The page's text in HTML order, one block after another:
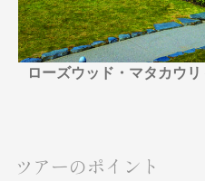
1度は見てみたい
野生動物に出合う
クルーズ
音
1名様からの旅
芸術鑑賞（美術
の旅
ローズウッド・マタカウリ
ツアーのポイント